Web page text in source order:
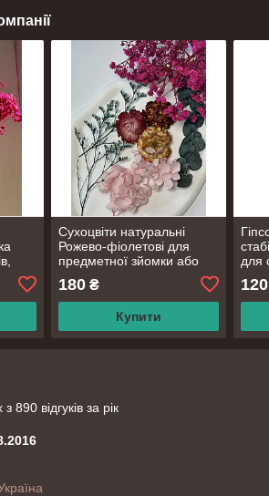
Сухоцвіти натуральні
Рожево-фіолетові для
предметної зйомки або
епоксидка, картини, свічки
180₴
Купити
для
120
890 відгуків за рік